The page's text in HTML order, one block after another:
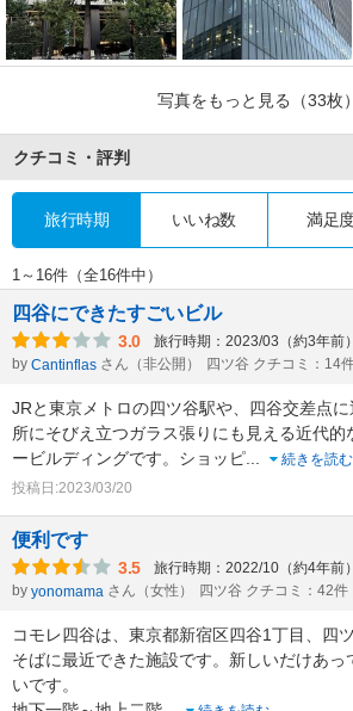
写真をもっと見る （33枚）
クチコミ・評判
旅行時期 いいね数 満足
1～16件（全16件中）
四谷にできたすごいビル
3.0 旅行時期：2023/03（約3年前）
by Cantinflas さん（非公開） 四ツ谷 クチコミ：14
JRと東京メトロの四ツ谷駅や、四谷交差点
所にそびえ立つガラス張りにも見える近代的
ービルディングです。ショッピ...
続きを読む
投稿日:2023/03/20
便利です
3.5 旅行時期：2022/10（約4年前）
by yonomama さん（女性） 四ツ谷 クチコミ：42件
コモレ四谷は、東京都新宿区四谷1丁目、四
そばに最近できた施設です。新しいだけあっ
いです。